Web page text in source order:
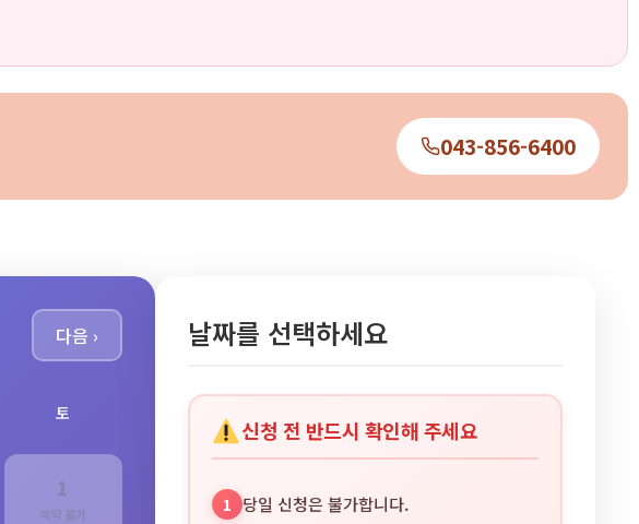
043-856-6400
다음 ›
토
1
예약 불가
날짜를 선택하세요
신청 전 반드시 확인해 주세요
1 당일 신청은 불가합니다.